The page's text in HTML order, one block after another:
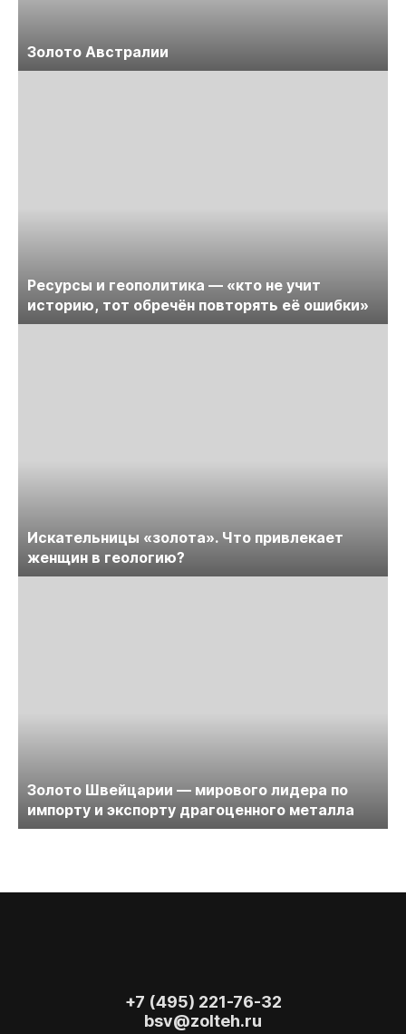
Золото Австралии
Ресурсы и геополитика — «кто не учит
историю, тот обречён повторять её ошибки»
Искательницы «золота». Что привлекает
женщин в геологию?
Золото Швейцарии — мирового лидера по
импорту и экспорту драгоценного металла
+7 (495) 221-76-32
bsv@zolteh.ru